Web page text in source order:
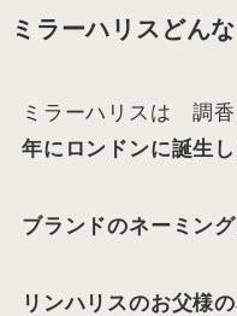
ミラーハリスどん
ミラーハリスは 調
年にロンドンに誕生
ブランドのネーミン
リンハリスのお父様